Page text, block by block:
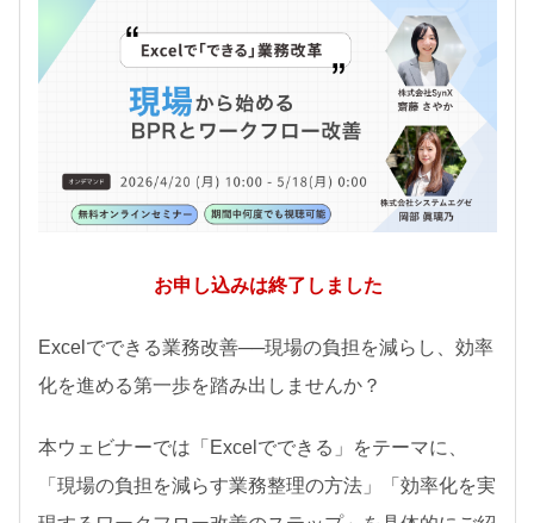
お役立ち資料
パートナー募集
お申し込みは終了しました
Excelでできる業務改善──現場の負担を減らし、効率
化を進める第一歩を踏み出しませんか？
本ウェビナーでは「Excelでできる」をテーマに、
「現場の負担を減らす業務整理の方法」「効率化を実